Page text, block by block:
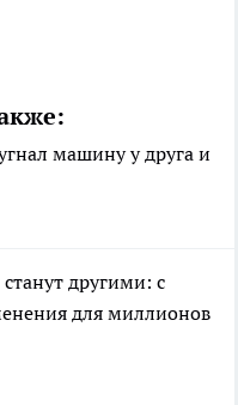
машину у друга и
другими: с
для миллионов